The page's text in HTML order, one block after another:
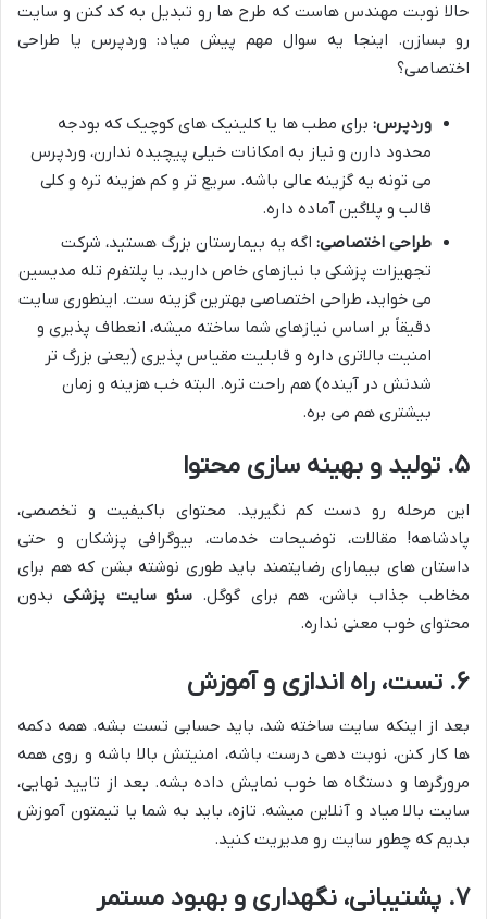
حالا نوبت مهندس هاست که طرح ها رو تبدیل به کد کنن و سایت
رو بسازن. اینجا یه سوال مهم پیش میاد: وردپرس یا طراحی
اختصاصی؟
وردپرس: برای مطب ها یا کلینیک های کوچیک که بودجه
محدود دارن و نیاز به امکانات خیلی پیچیده ندارن، وردپرس
می تونه یه گزینه عالی باشه. سریع تر و کم هزینه تره و کلی
قالب و پلاگین آماده داره.
طراحی اختصاصی: اگه یه بیمارستان بزرگ هستید، شرکت
تجهیزات پزشکی با نیازهای خاص دارید، یا پلتفرم تله مدیسین
می خواید، طراحی اختصاصی بهترین گزینه ست. اینطوری سایت
دقیقاً بر اساس نیازهای شما ساخته میشه، انعطاف پذیری و
امنیت بالاتری داره و قابلیت مقیاس پذیری (یعنی بزرگ تر
شدنش در آینده) هم راحت تره. البته خب هزینه و زمان
بیشتری هم می بره.
۵. تولید و بهینه سازی محتوا
این مرحله رو دست کم نگیرید. محتوای باکیفیت و تخصصی،
پادشاهه! مقالات، توضیحات خدمات، بیوگرافی پزشکان و حتی
داستان های بیمارای رضایتمند باید طوری نوشته بشن که هم برای
مخاطب جذاب باشن، هم برای گوگل. سئو سایت پزشکیبدون
محتوای خوب معنی نداره.
۶. تست، راه اندازی و آموزش
بعد از اینکه سایت ساخته شد، باید حسابی تست بشه. همه دکمه
ها کار کنن، نوبت دهی درست باشه، امنیتش بالا باشه و روی همه
مرورگرها و دستگاه ها خوب نمایش داده بشه. بعد از تایید نهایی،
سایت بالا میاد و آنلاین میشه. تازه، باید به شما یا تیمتون آموزش
بدیم که چطور سایت رو مدیریت کنید.
۷. پشتیبانی، نگهداری و بهبود مستمر